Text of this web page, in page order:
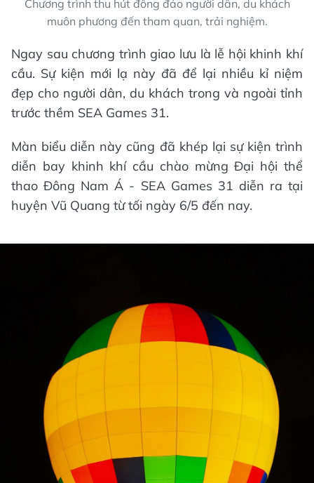
Chương trình thu hút đông đảo người dân, du khách
muôn phương đến tham quan, trải nghiệm.
Ngay sau chương trình giao lưu là lễ hội khinh khí
cầu. Sự kiện mới lạ này đã để lại nhiều kỉ niệm
đẹp cho người dân, du khách trong và ngoài tỉnh
trước thềm SEA Games 31.
Màn biểu diễn này cũng đã khép lại sự kiện trình
diễn bay khinh khí cầu chào mừng Đại hội thể
thao Đông Nam Á - SEA Games 31 diễn ra tại
huyện Vũ Quang từ tối ngày 6/5 đến nay.